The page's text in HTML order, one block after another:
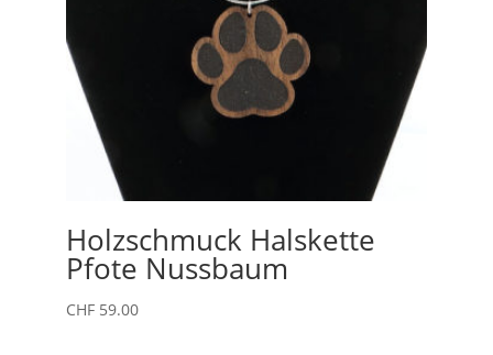
Holzschmuck Halskette
Pfote Nussbaum
CHF59.00